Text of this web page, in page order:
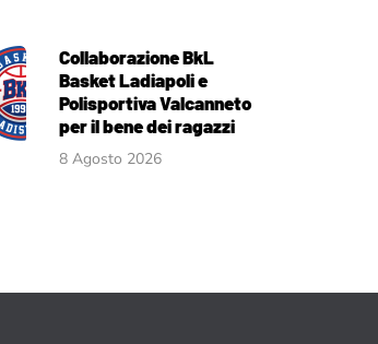
Collaborazione BkL
Basket Ladiapoli e
Polisportiva Valcanneto
per il bene dei ragazzi
8 Agosto 2026